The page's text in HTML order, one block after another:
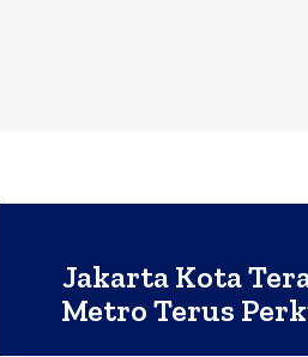
Jakarta Kota
Metro Terus